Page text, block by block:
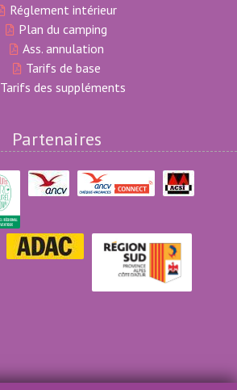
Réglement intérieur
Plan du camping
Ass. annulation
Tarifs de base
Tarifs des suppléments
Partenaires